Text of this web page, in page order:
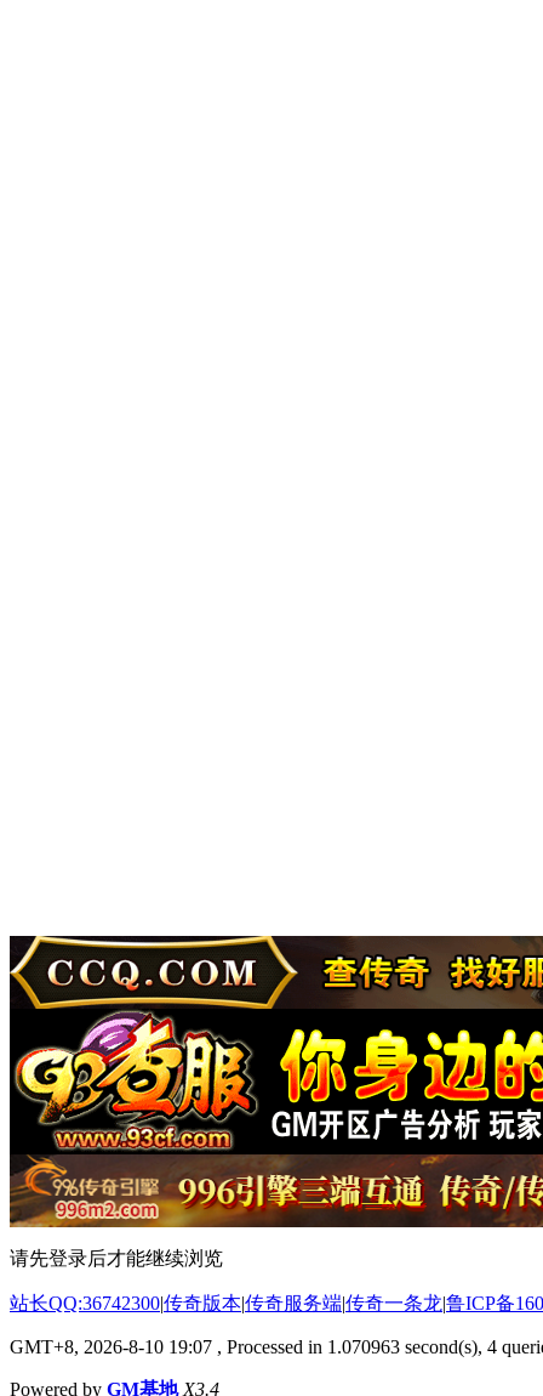
请先登录后才能继续浏览
站长QQ:36742300|传奇版本|传奇服务端|传奇一条龙|鲁ICP备
GMT+8, 2026-8-10 19:07 , Processed in 1.070963 second(s), 4
Powered by GM基地 X3.4